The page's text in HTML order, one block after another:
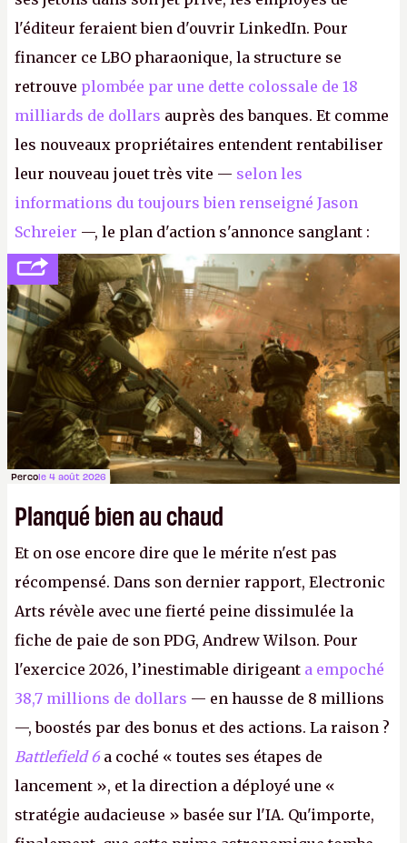
l'éditeur feraient bien d'ouvrir LinkedIn. Pour
financer ce LBO pharaonique, la structure se
retrouve plombée par une dette colossale de 18
milliards de dollars auprès des banques. Et comme
les nouveaux propriétaires entendent rentabiliser
leur nouveau jouet très vite — selon les
informations du toujours bien renseigné Jason
Schreier —, le plan d'action s'annonce sanglant :
réductions de coûts drastiques, fermetures de
studios et licenciements massifs. En gros, essorer
FCetBattlefield, puis virer le reste.P.
Percole 4 août 2026
Planqué bien au chaud
Et on ose encore dire que le mérite n'est pas
récompensé. Dans son dernier rapport, Electronic
Arts révèle avec une fierté peine dissimulée la
fiche de paie de son PDG, Andrew Wilson. Pour
l'exercice 2026, l’inestimable dirigeant a empoché
38,7 millions de dollars — en hausse de 8 millions
—, boostés par des bonus et des actions. La raison ?
Battlefield 6 a coché « toutes ses étapes de
lancement », et la direction a déployé une «
stratégie audacieuse » basée sur l'IA. Qu'importe,